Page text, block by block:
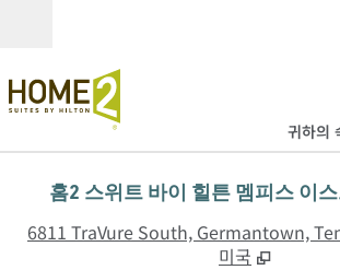
귀하의
홈2 스위트 바이 힐튼 멤피스 이
6811 TraVure South, Germantown,
미국